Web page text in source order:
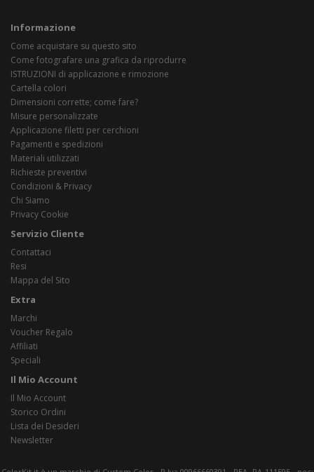
Informazione
Come acquistare su questo sito
Come fotografare una grafica da riprodurre
ISTRUZIONI di applicazione e rimozione
Cartella colori
Dimensioni corrette; come fare?
Misure personalizzate
Applicazione filetti per cerchioni
Pagamenti e spedizioni
Materiali utilizzati
Richieste preventivi
Condizioni & Privacy
Chi Siamo
Privacy Cookie
Servizio Cliente
Contattaci
Resi
Mappa del Sito
Extra
Marchi
Voucher Regalo
Affiliati
Speciali
Il Mio Account
Il Mio Account
Storico Ordini
Lista dei Desideri
Newsletter